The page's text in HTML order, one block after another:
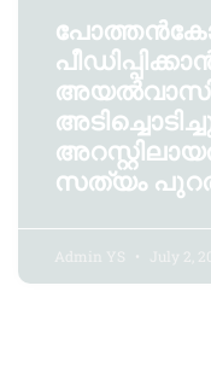
സത്യം
Admin YS July 2,